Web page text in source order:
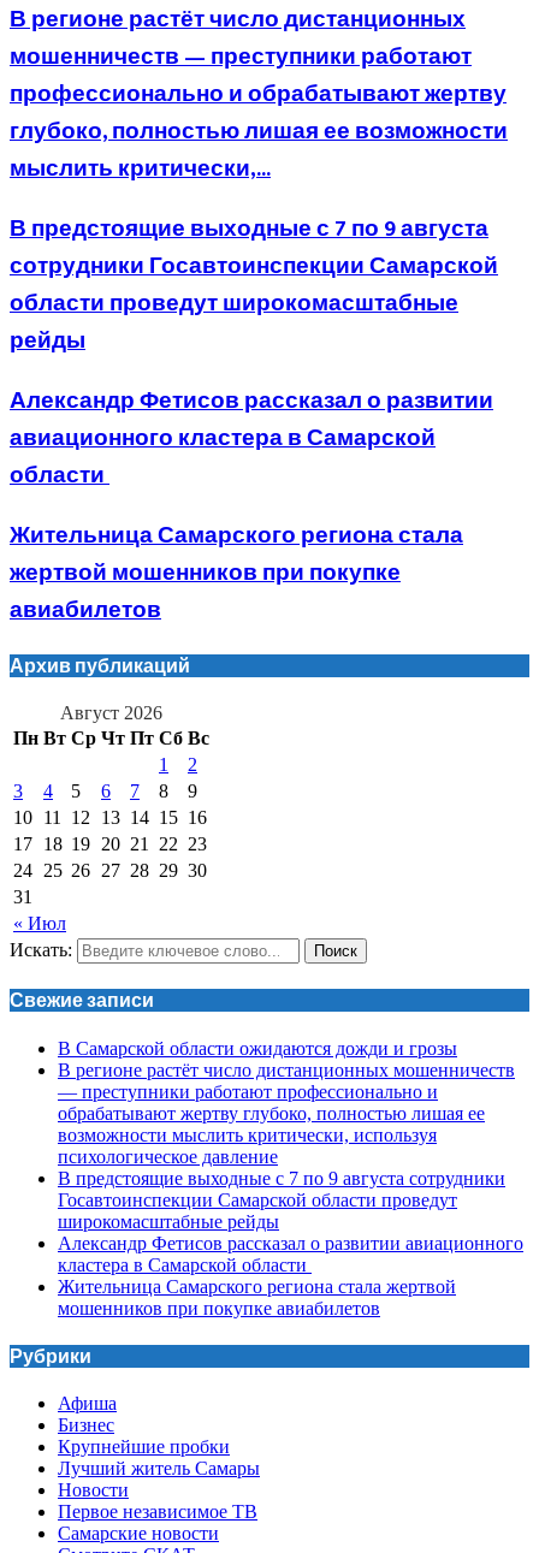
В регионе растёт число дистанционных
мошенничеств — преступники работают
профессионально и обрабатывают жертву
глубоко, полностью лишая ее возможности
мыслить критически,...
В предстоящие выходные с 7 по 9 августа
сотрудники Госавтоинспекции Самарской
области проведут широкомасштабные
рейды
Александр Фетисов рассказал о развитии
авиационного кластера в Самарской
области
Жительница Самарского региона стала
жертвой мошенников при покупке
авиабилетов
Архив публикаций
Август 2026
Пн Вт Ср Чт Пт Сб Вс
« Июл
1
2
3
4 5 6 7 8
9
10 11 12 13 14 15 16
17 18 19 20 21 22 23
24 25 26 27 28 29 30
31
Искать: Поиск
Свежие записи
В Самарской области ожидаются дожди и грозы
В регионе растёт число дистанционных мошенничеств
— преступники работают профессионально и
обрабатывают жертву глубоко, полностью лишая ее
возможности мыслить критически, используя
психологическое давление
В предстоящие выходные с 7 по 9 августа сотрудники
Госавтоинспекции Самарской области проведут
широкомасштабные рейды
Александр Фетисов рассказал о развитии авиационного
кластера в Самарской области
Жительница Самарского региона стала жертвой
мошенников при покупке авиабилетов
Рубрики
Афиша
Бизнес
Крупнейшие пробки
Лучший житель Самары
Новости
Первое независимое ТВ
Самарские новости